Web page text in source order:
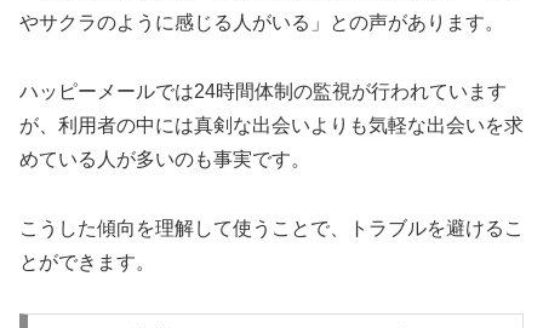
やサクラのように感じる人がいる」との声があります。
ハッピーメールでは24時間体制の監視が行われています
が、利用者の中には真剣な出会いよりも気軽な出会いを求
めている人が多いのも事実です。
こうした傾向を理解して使うことで、トラブルを避けるこ
とができます。